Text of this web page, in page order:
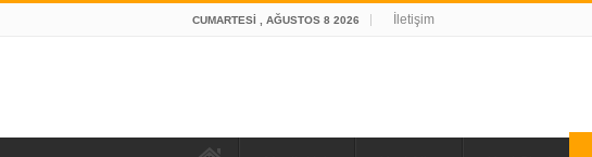
CUMARTESI , AĞUSTOS 8 2026 İletişim